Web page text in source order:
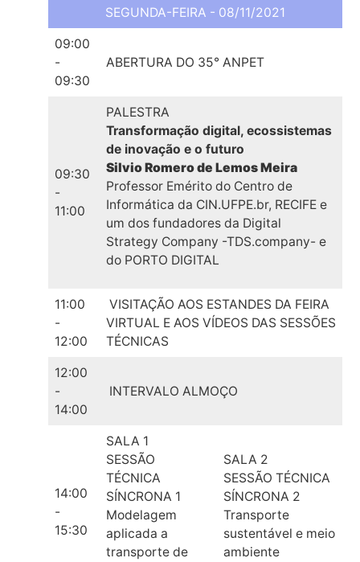
SEGUNDA-FEIRA - 08/11/2021
09:00
-
09:30
ABERTURA DO 35° ANPET
09:30
-
11:00
PALESTRA
Transformação digital, ecossistemas
de inovação e o futuro
Silvio Romero de Lemos Meira
Professor Emérito do Centro de
Informática da CIN.UFPE.br, RECIFE e
um dos fundadores da Digital
Strategy Company -TDS.company- e
do PORTO DIGITAL
11:00
-
12:00
VISITAÇÃO AOS ESTANDES DA FEIRA
VIRTUAL E AOS VÍDEOS DAS SESSÕES
TÉCNICAS
12:00
-
14:00
INTERVALO ALMOÇO
14:00
-
15:30
SALA 1
SESSÃO
TÉCNICA
SÍNCRONA 1
Modelagem
aplicada a
transporte de
SALA 2
SESSÃO TÉCNICA
SÍNCRONA 2
Transporte
sustentável e meio
ambiente